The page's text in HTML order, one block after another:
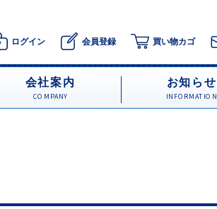
ログイン 会員登録 買い物カゴ
会社案内
COMPANY
お知らせ
INFORMATION